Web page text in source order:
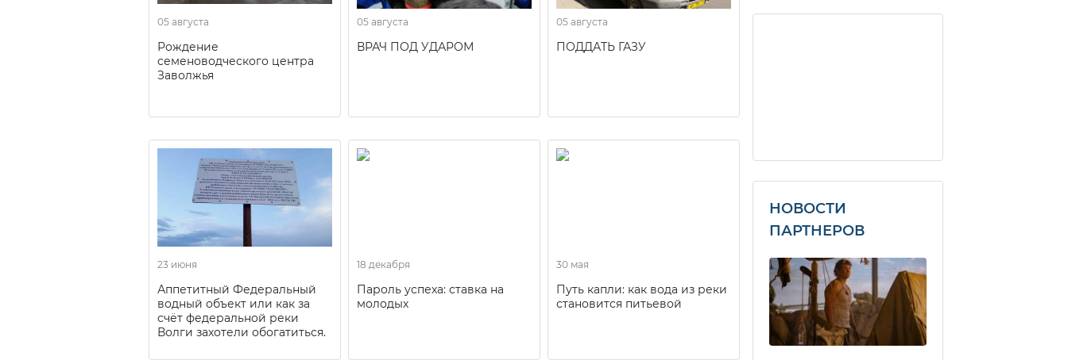
05 августа
Рождение
семеноводческого центра
Заволжья
05 августа
ВРАЧ ПОД УДАРОМ
05 августа
ПОДДАТЬ ГАЗУ
23 июня
Аппетитный Федеральный
водный объект или как за
счёт федеральной реки
Волги захотели обогатиться.
18 декабря
Пароль успеха: ставка на
молодых
30 мая
Путь капли: как вода из реки
становится питьевой
НОВОСТИ
ПАРТНЕРОВ